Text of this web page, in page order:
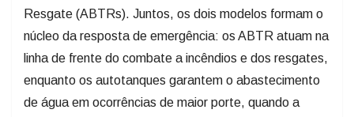
Resgate (ABTRs). Juntos, os dois modelos formam o
núcleo da resposta de emergência: os ABTR atuam na
linha de frente do combate a incêndios e dos resgates,
enquanto os autotanques garantem o abastecimento
de água em ocorrências de maior porte, quando a